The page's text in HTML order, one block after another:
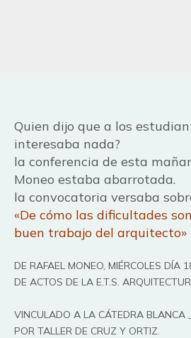
Quien dijo que a los
interesaba nada?
la conferencia de esta
Moneo estaba abarrotada.
la convocatoria versaba
«De cómo las dificultades
buen trabajo del arquitecto»
DE RAFAEL MONEO, MIÉRCOLES DÍA
DE ACTOS DE LA E.T.S.
VINCULADO A LA CÁTEDRA BLANCA
POR TALLER DE CRUZ Y ORTIZ.